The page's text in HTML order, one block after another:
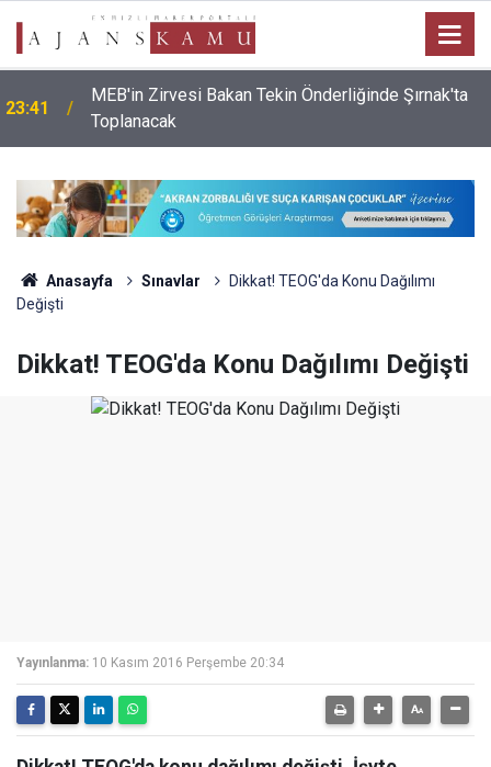
23:41
MEB'in Zirvesi Bakan Tekin Önderliğinde Şırnak'ta
Toplanacak
Anasayfa Sınavlar
Dikkat! TEOG'da Konu Dağılımı
Değişti
Dikkat! TEOG'da Konu Dağılımı Değişti
Yayınlanma: 10 Kasım 2016 Perşembe 20:34